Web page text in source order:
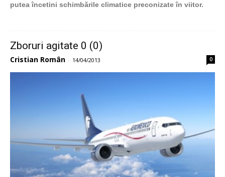
putea încetini schimbările climatice preconizate în viitor.
Zboruri agitate 0 (0)
Cristian Român - 14/04/2013 0